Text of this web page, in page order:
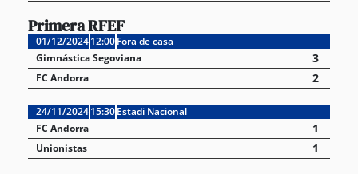
Primera RFEF
01/12/202412:00Fora de casa
Gimnástica Segoviana
3
FC Andorra 2
24/11/202415:30Estadi Nacional
FC Andorra
1
Unionistas 1